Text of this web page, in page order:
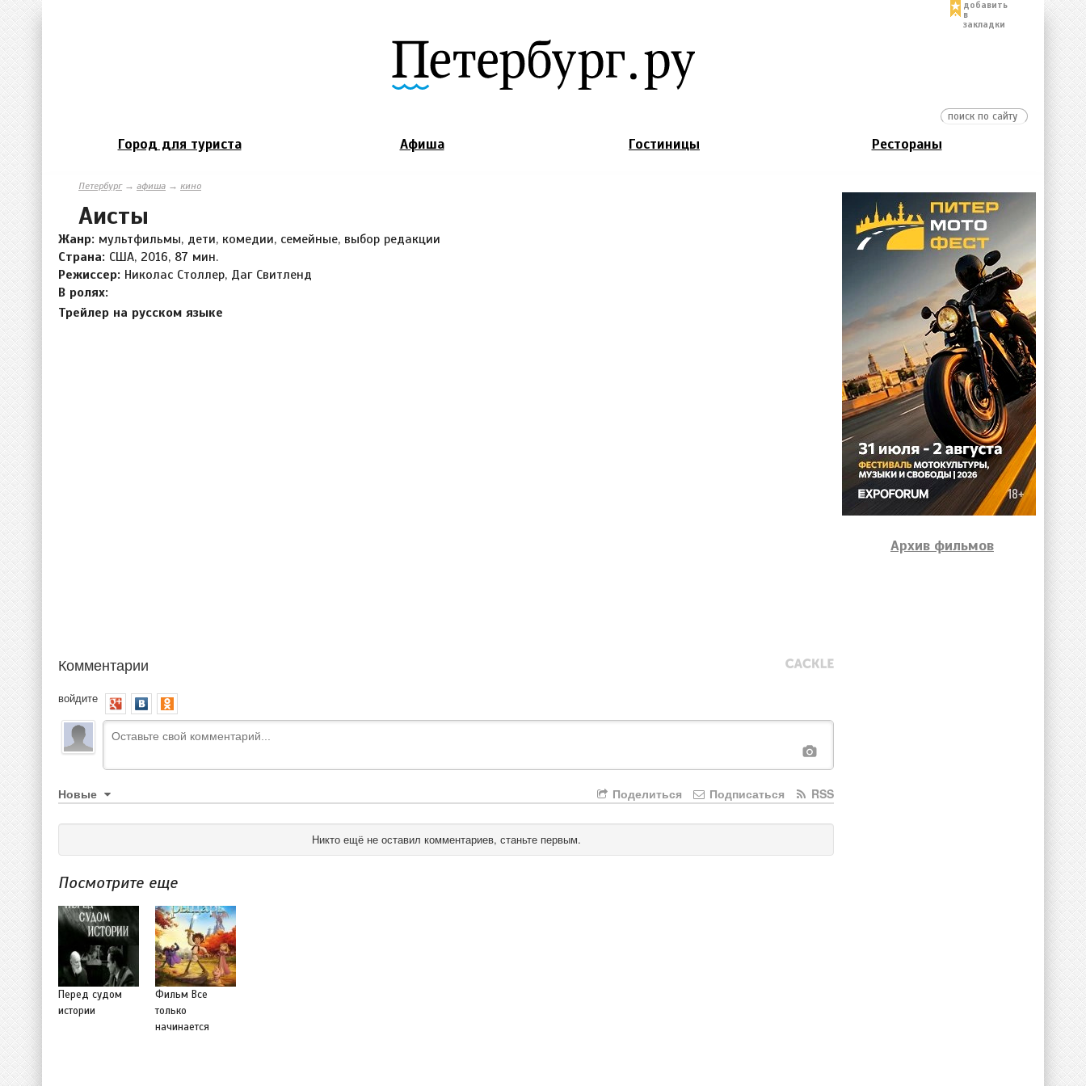
добавить
в
закладки
Город для туриста Афиша Гостиницы Рестораны
Петербург→ афиша → кино
Аисты
Жанр: мультфильмы, дети, комедии, семейные, выбор редакции
Страна: США, 2016, 87 мин.
Режиссер: Николас Столлер, Даг Свитленд
В ролях:
Трейлер на русском языке
Комментарии
войдите
Новые RSS
Подписаться
Поделиться
Никто ещё не оставил комментариев, станьте первым.
Посмотрите еще
Перед судом
истории
Фильм Все
только
начинается
Архив фильмов